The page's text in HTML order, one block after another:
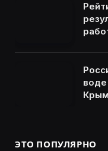
воде
ЭТО ПОПУЛЯРНО